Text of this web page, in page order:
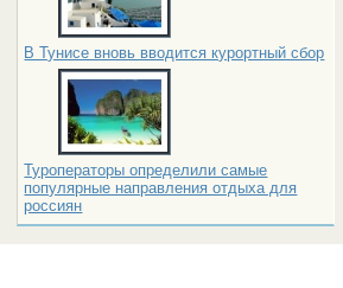
В Тунисе вновь вводится курортный сбор
Туроператоры определили самые
популярные направления отдыха для
россиян